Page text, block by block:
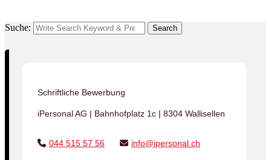
Suche: Search
Schriftliche Bewerbung
iPersonal AG | Bahnhofplatz 1c | 8304 Wallisellen
044 515 57 56 info@ipersonal.ch